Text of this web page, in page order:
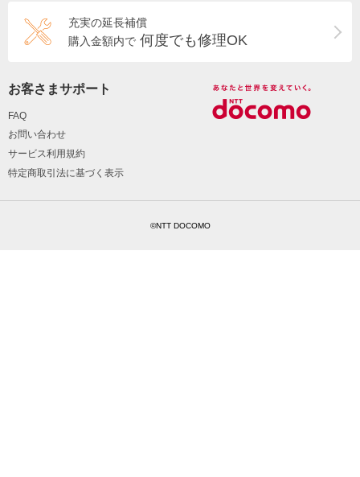
充実の延長補償
購入金額内で 何度でも修理OK
お客さまサポート
FAQ
お問い合わせ
サービス利用規約
特定商取引法に基づく表示
©NTT DOCOMO